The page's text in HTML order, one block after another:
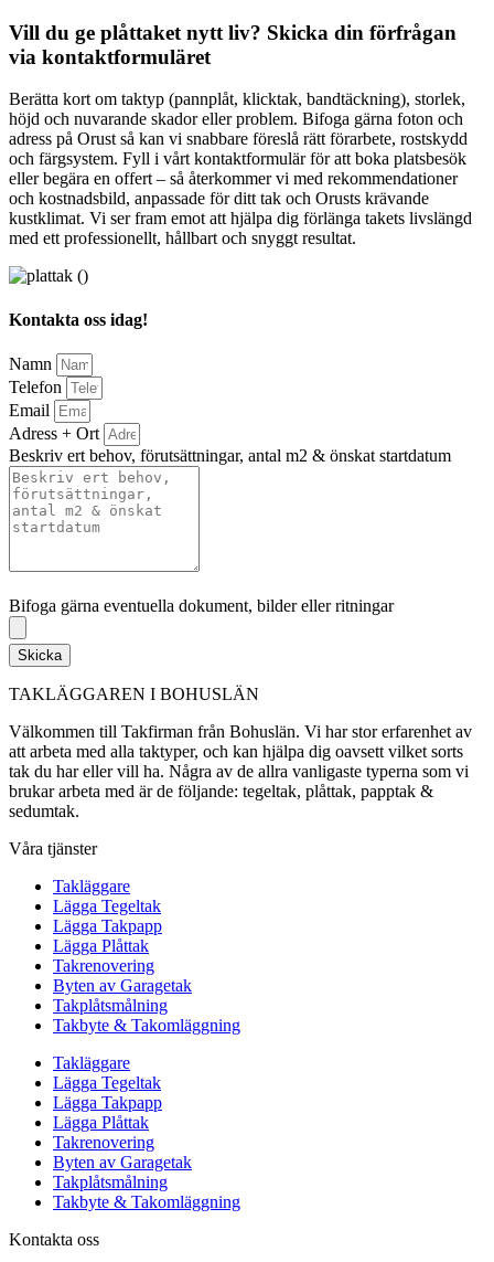
Vill du ge plåttaket nytt liv? Skicka din förfrågan
via kontaktformuläret
Berätta kort om taktyp (pannplåt, klicktak, bandtäckning), storlek,
höjd och nuvarande skador eller problem. Bifoga gärna foton och
adress på Orust så kan vi snabbare föreslå rätt förarbete, rostskydd
och färgsystem. Fyll i vårt kontaktformulär för att boka platsbesök
eller begära en offert – så återkommer vi med rekommendationer
och kostnadsbild, anpassade för ditt tak och Orusts krävande
kustklimat. Vi ser fram emot att hjälpa dig förlänga takets livslängd
med ett professionellt, hållbart och snyggt resultat.
Kontakta oss idag!
Namn
Telefon
Email
Adress + Ort
Beskriv ert behov, förutsättningar, antal m2 & önskat startdatum
Bifoga gärna eventuella dokument, bilder eller ritningar
Skicka
TAKLÄGGAREN I BOHUSLÄN
Välkommen till Takfirman från Bohuslän. Vi har stor erfarenhet av
att arbeta med alla taktyper, och kan hjälpa dig oavsett vilket sorts
tak du har eller vill ha. Några av de allra vanligaste typerna som vi
brukar arbeta med är de följande: tegeltak, plåttak, papptak &
sedumtak.
Våra tjänster
Takläggare
Lägga Tegeltak
Lägga Takpapp
Lägga Plåttak
Takrenovering
Byten av Garagetak
Takplåtsmålning
Takbyte & Takomläggning
Takläggare
Lägga Tegeltak
Lägga Takpapp
Lägga Plåttak
Takrenovering
Byten av Garagetak
Takplåtsmålning
Takbyte & Takomläggning
Kontakta oss